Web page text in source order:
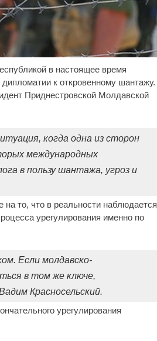
в настоящее время
к откровенному шантажу.
Приднестровской Молдавской
когда одна из сторон
международных
в пользу шантажа, угроз и
на то, что в реальности наблюдается
урегулирования именно по
Если молдавско-
в том же ключе,
Красносельский.
урегулирования
i
На Кубани организаторов
незаконной миграции
приговорили к 22 годам
на троих